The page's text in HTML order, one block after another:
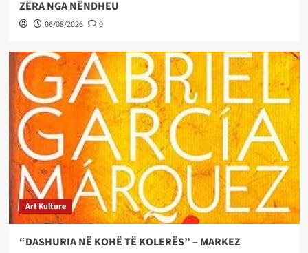
ZËRA NGA NËNDHEU
06/08/2026 0
Art Kulture
“DASHURIA NË KOHË TË KOLERËS” – MARKEZ